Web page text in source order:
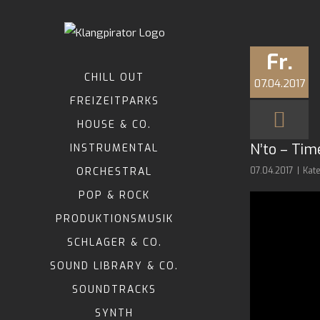
CHILL OUT
FREIZEITPARKS
HOUSE & CO.
INSTRUMENTAL
ORCHESTRAL
POP & ROCK
PRODUKTIONSMUSIK
SCHLAGER & CO.
SOUND LIBRARY & CO.
SOUNDTRACKS
SYNTH
Fr.
07.04.2017
N’to –
07.04.2017